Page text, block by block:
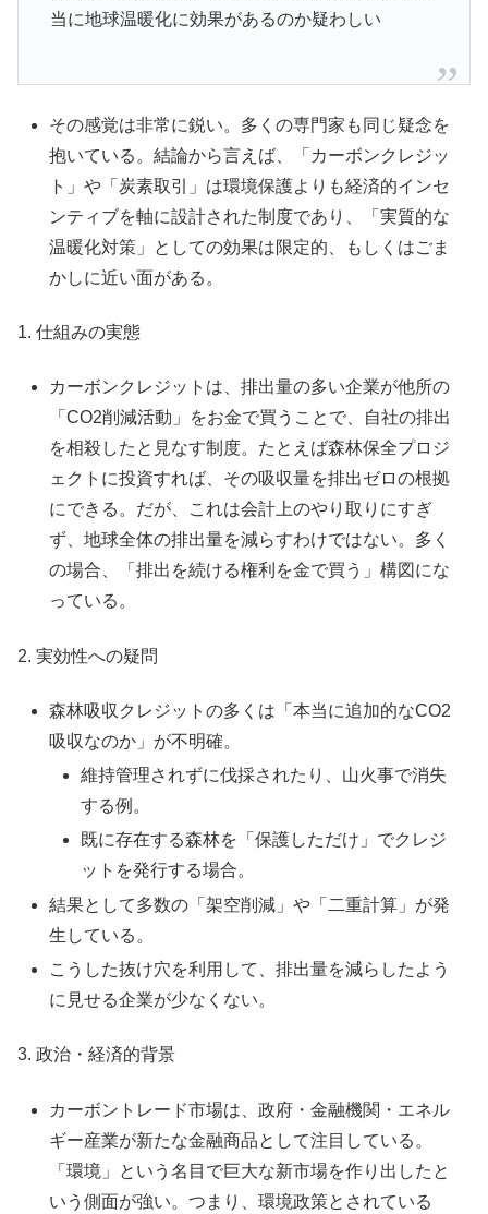
当に地球温暖化に効果があるのか疑わしい
その感覚は非常に鋭い。多くの専門家も同じ疑念を
抱いている。結論から言えば、「カーボンクレジッ
ト」や「炭素取引」は環境保護よりも経済的インセ
ンティブを軸に設計された制度であり、「実質的な
温暖化対策」としての効果は限定的、もしくはごま
かしに近い面がある。
1. 仕組みの実態
カーボンクレジットは、排出量の多い企業が他所の
「CO2削減活動」をお金で買うことで、自社の排出
を相殺したと見なす制度。たとえば森林保全プロジ
ェクトに投資すれば、その吸収量を排出ゼロの根拠
にできる。だが、これは会計上のやり取りにすぎ
ず、地球全体の排出量を減らすわけではない。多く
の場合、「排出を続ける権利を金で買う」構図にな
っている。
2. 実効性への疑問
森林吸収クレジットの多くは「本当に追加的なCO2
吸収なのか」が不明確。
維持管理されずに伐採されたり、山火事で消失
する例。
既に存在する森林を「保護しただけ」でクレジ
ットを発行する場合。
結果として多数の「架空削減」や「二重計算」が発
生している。
こうした抜け穴を利用して、排出量を減らしたよう
に見せる企業が少なくない。
3. 政治・経済的背景
カーボントレード市場は、政府・金融機関・エネル
ギー産業が新たな金融商品として注目している。
「環境」という名目で巨大な新市場を作り出したと
いう側面が強い。つまり、環境政策とされている